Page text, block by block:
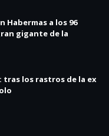
Habermas a los 96
gigante de la
los rastros de la ex